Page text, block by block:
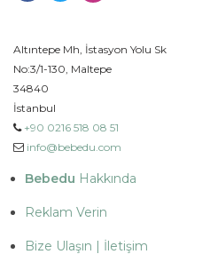
Altıntepe Mh, İstasyon Yolu Sk
No:3/1-130, Maltepe
34840
İstanbul
+90 0216 518 08 51
info@bebedu.com
Bebedu Hakkında
Reklam Verin
Bize Ulaşın | İletişim